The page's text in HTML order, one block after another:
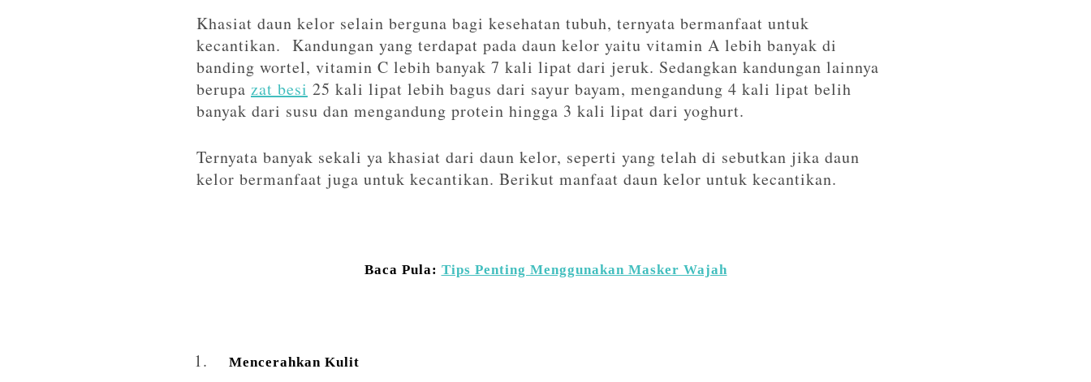
Khasiat daun kelor selain berguna bagi kesehatan tubuh, ternyata bermanfaat untuk
kecantikan. Kandungan yang terdapat pada daun kelor yaitu vitamin A lebih banyak di
banding wortel, vitamin C lebih banyak 7 kali lipat dari jeruk. Sedangkan kandungan lainnya
berupa zat besi 25 kali lipat lebih bagus dari sayur bayam, mengandung 4 kali lipat belih
banyak dari susu dan mengandung protein hingga 3 kali lipat dari yoghurt.
Ternyata banyak sekali ya khasiat dari daun kelor, seperti yang telah di sebutkan jika daun
kelor bermanfaat juga untuk kecantikan. Berikut manfaat daun kelor untuk kecantikan.
Baca Pula: Tips Penting Menggunakan Masker Wajah
Mencerahkan Kulit